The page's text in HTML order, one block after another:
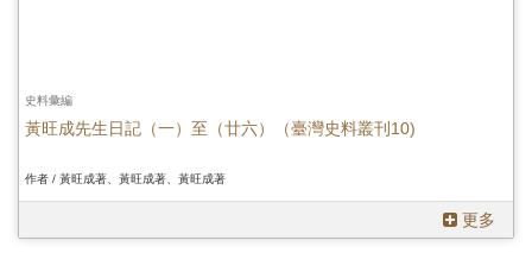
史料彙編
黃旺成先生日記（一）至（廿六）（臺灣史料叢刊10)
作者 / 黃旺成著、黃旺成著、黃旺成著
更多